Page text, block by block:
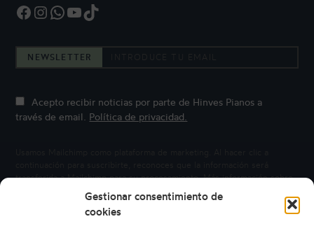
Gestionar consentimiento de
cookies
Facebook InstagramWhatsApp YouTube TikTok
NEWSLETTER
Acepto recibir noticias por parte de Hinves Pianos a
través de email. Política de privacidad.
transferida a Mailchimp para su procesamiento.Más información sobre